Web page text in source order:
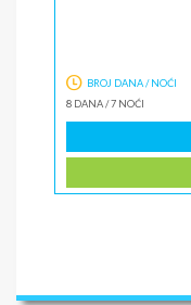
BROJ DANA / NOĆI
8 DANA/7 NOĆI